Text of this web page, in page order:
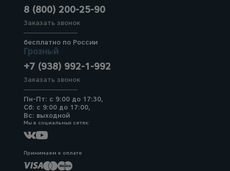
8 (800) 200-25-90
Заказать звонок
бесплатно по России
Грозный
+7 (938) 992-1-992
Заказать звонок
Пн-Пт: с 9:00 до 17:30,
Сб: с 9:00 до 17:00,
Вс: выходной
Мы в социальных сетях:
Принимаем к оплате